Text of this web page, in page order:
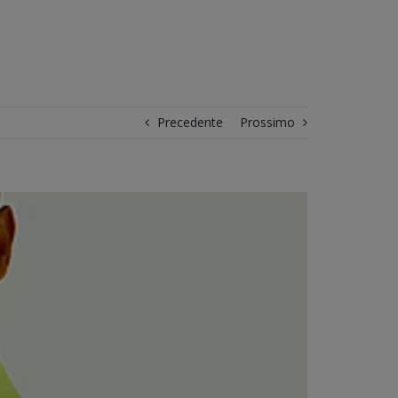
Precedente Prossimo